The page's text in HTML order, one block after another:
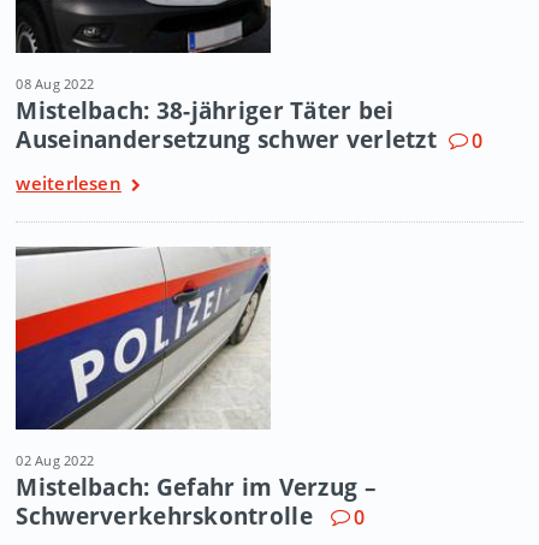
08 Aug 2022
Mistelbach: 38-jähriger Täter bei
Auseinandersetzung schwer verletzt
0
weiterlesen
02 Aug 2022
Mistelbach: Gefahr im Verzug –
Schwerverkehrskontrolle
0